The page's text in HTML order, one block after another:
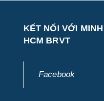
KẾT NỐI VỚI
HCM BRVT
Facebook